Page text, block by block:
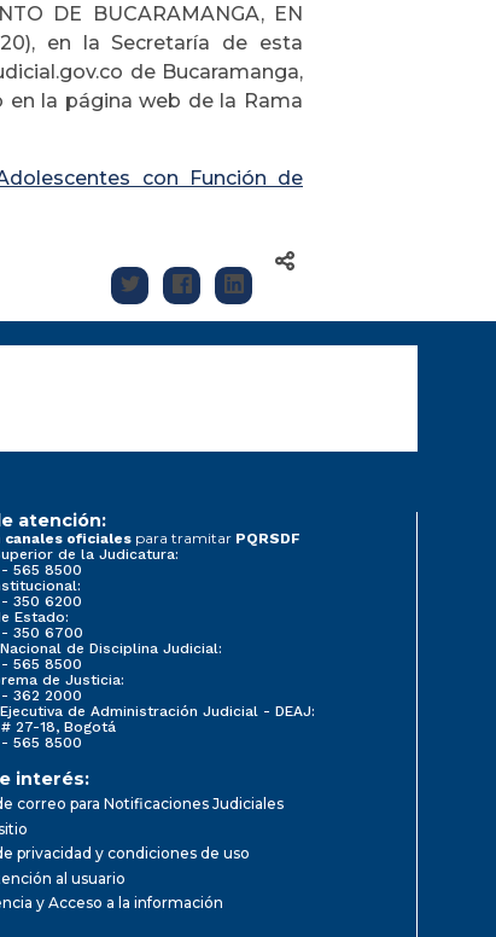
DE BUCARAMANGA, EN
en la Secretaría de esta
de Bucaramanga,
la página web de la Rama
con Función de
atención:
canales oficiales para tramitar PQRSDF
de la Judicatura:
565 8500
350 6200
Estado:
350 6700
de Disciplina Judicial:
565 8500
de Justicia:
362 2000
de Administración Judicial - DEAJ:
27-18, Bogotá
565 8500
interés:
correo para Notificaciones Judiciales
privacidad y condiciones de uso
al usuario
y Acceso a la información